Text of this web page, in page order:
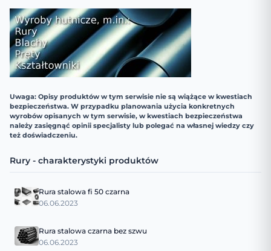
Uwaga: Opisy produktów w tym serwisie nie są wiążące w kwestiach
bezpieczeństwa. W przypadku planowania użycia konkretnych
wyrobów opisanych w tym serwisie, w kwestiach bezpieczeństwa
należy zasięgnąć opinii specjalisty lub polegać na własnej wiedzy czy
też doświadczeniu.
Rury - charakterystyki produktów
Rura stalowa fi 50 czarna
06.06.2023
Rura stalowa czarna bez szwu
06.06.2023